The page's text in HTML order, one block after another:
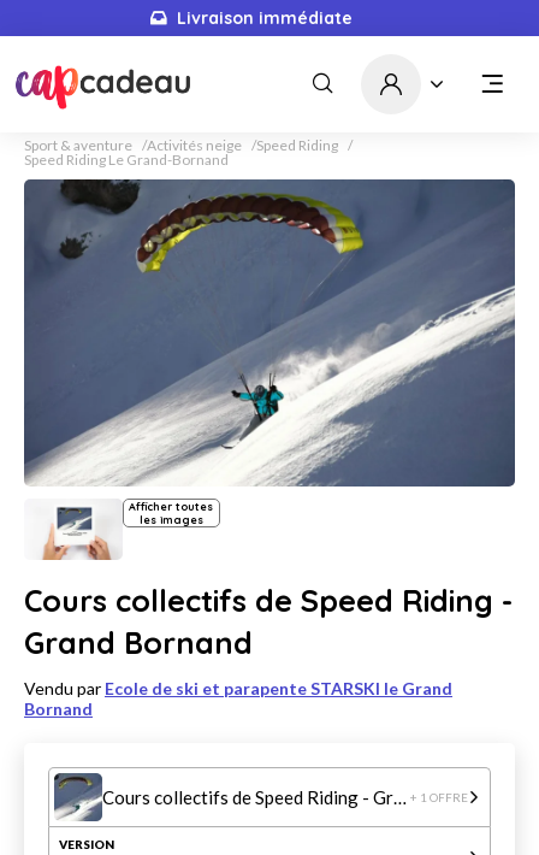
Livraison immédiate
Sport & aventure Activités neige
Speed Riding
Speed Riding Le Grand-Bornand
Afficher toutes
les images
Cours collectifs de Speed Riding -
Grand Bornand
Vendu par Ecole de ski et parapente STARSKI le Grand
Bornand
Cours collectifs de Speed Riding - Grand Bornand + 1 OFFRE
VERSION